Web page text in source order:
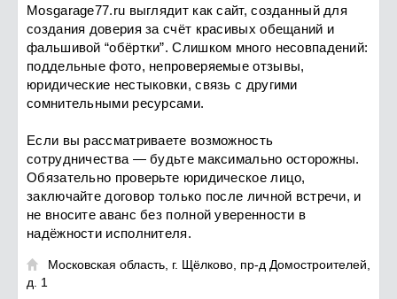
Mosgarage77.ru выглядит как сайт, созданный для
создания доверия за счёт красивых обещаний и
фальшивой “обёртки”. Слишком много несовпадений:
поддельные фото, непроверяемые отзывы,
юридические нестыковки, связь с другими
сомнительными ресурсами.
Если вы рассматриваете возможность
сотрудничества — будьте максимально осторожны.
Обязательно проверьте юридическое лицо,
заключайте договор только после личной встречи, и
не вносите аванс без полной уверенности в
надёжности исполнителя.

Московская область, г. Щёлково, пр-д Домостроителей,
д. 1